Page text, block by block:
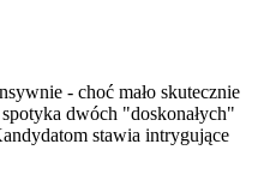
- choć mało skutecznie
dwóch "doskonałych"
stawia intrygujące